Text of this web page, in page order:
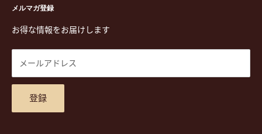
ステーショナリー&アクセサリー
楽譜
DVD
チケット
楽器レンタル
特定商取引法に基づく表示
プライバシーポリシー
商品検索
お問合せ
アクセスマップ
メルマガ登録
お得な情報をお届けします
メールアドレス
登録
TEL. 03-5952-1391 / FAX. 03-5952-1392
営業時間 月-水,金,土 11:00-19:00 / 日,祝 11:00-18:00 (木曜定
休)